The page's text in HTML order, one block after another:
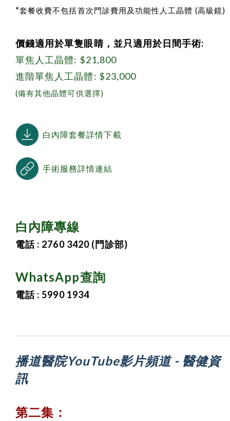
*套餐收費不包括首次門診費用及功能性人工晶體 (高級鏡)
價錢適用於單隻眼睛，並只適用於日間手術:
單焦人工晶體: $21,800
進階單焦人工晶體: $23,000
(備有其他晶體可供選擇)
白內障套餐詳情下載
手術服務詳情連結
白內障專線
電話 : 2760 3420 (門診部)
WhatsApp查詢
電話 : 5990 1934
播道醫院YouTube影片頻道 - 醫健資
訊
第二集：